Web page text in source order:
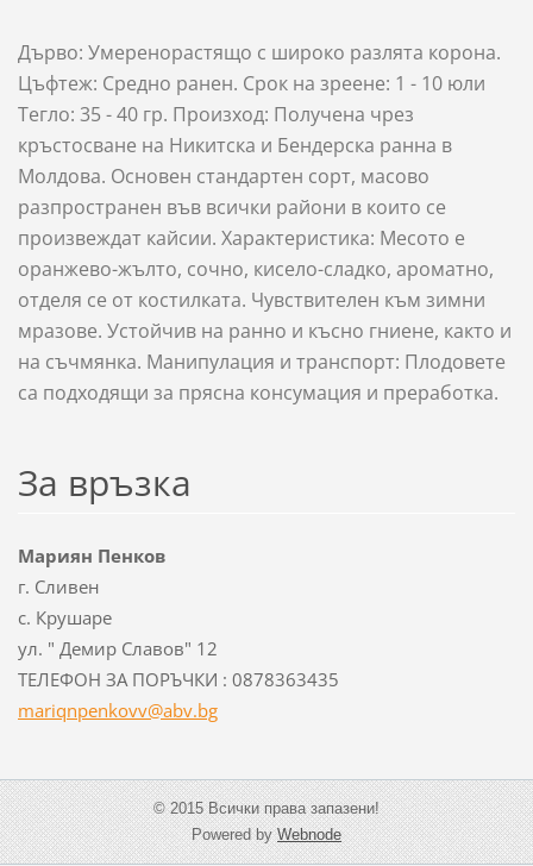
Дърво: Умеренорастящо с широко разлята корона.
Цъфтеж: Средно ранен. Срок на зреене: 1 - 10 юли
Тегло: 35 - 40 гр. Произход: Получена чрез
кръстосване на Никитска и Бендерска ранна в
Молдова. Основен стандартен сорт, масово
разпространен във всички райони в които се
произвеждат кайсии. Характеристика: Месото е
оранжево-жълто, сочно, кисело-сладко, ароматно,
отделя се от костилката. Чувствителен към зимни
мразове. Устойчив на ранно и късно гниене, както и
на съчмянка. Манипулация и транспорт: Плодовете
са подходящи за прясна консумация и преработка.
За връзка
Мариян Пенков
г. Сливен
с. Крушаре
ул. " Демир Славов" 12
ТЕЛЕФОН ЗА ПОРЪЧКИ : 0878363435
mariqnpenkovv@abv.bg
© 2015 Всички права запазени!
Powered byWebnode